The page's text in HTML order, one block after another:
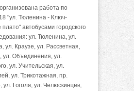
работа по
"ул. Тюленина - Ключ-
автобусами городского
ул. Тюленина, ул.
ул. Краузе, ул. Рассветная,
ул. Объединения, ул.
ул. Учительская, ул.
ул. Трикотажная, пр.
ул. Гоголя, ул. Челюскинцев,